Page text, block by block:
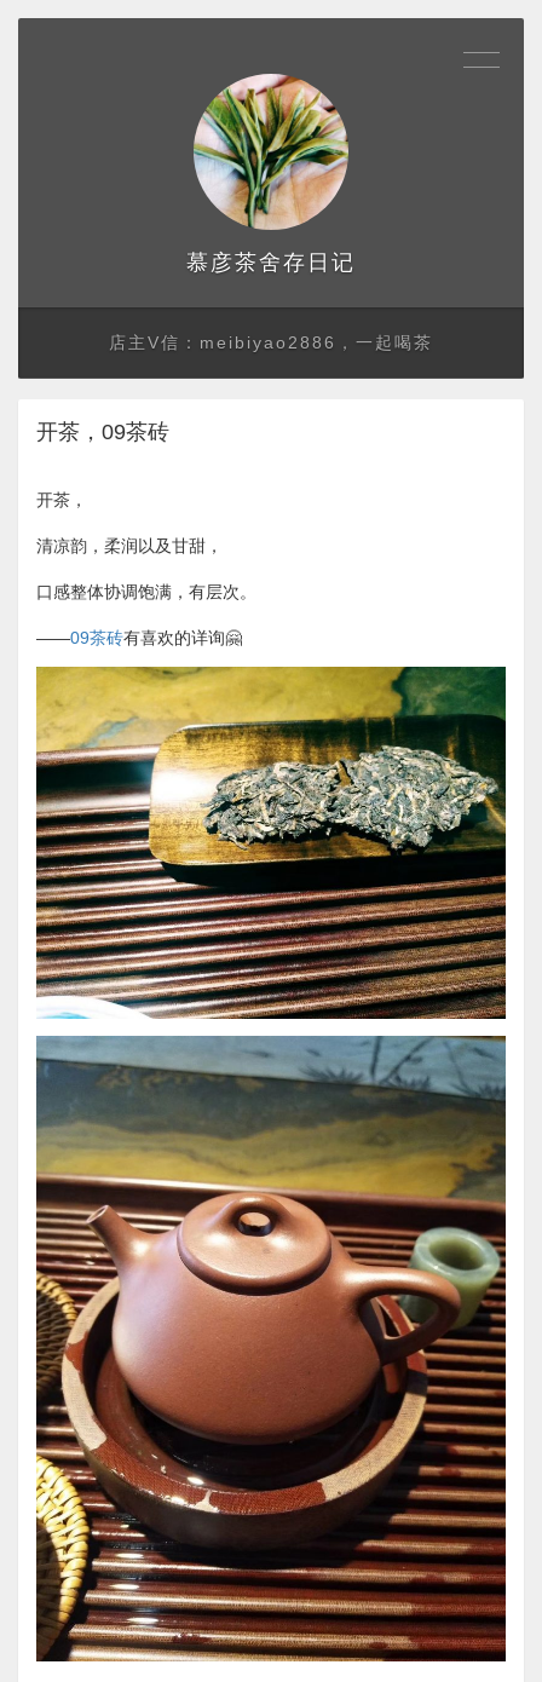
慕彦茶舍存日记
店主V信：meibiyao2886，一起喝茶
开茶，09茶砖
开茶，
清凉韵，柔润以及甘甜，
口感整体协调饱满，有层次。
——09茶砖有喜欢的详询🤗